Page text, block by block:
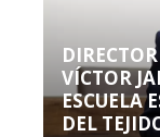
VÍCTOR
ESCUELA
DEL